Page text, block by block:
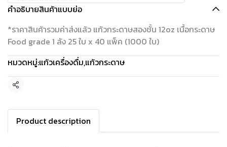
คำอธิบายสินค้าแบบย่อ
*ราคาสินค้ารวมค่าส่งแล้ว แก้วกระดาษสองชั้น 12oz เนื้อกระดาษ
Food grade 1 ลัง 25 ใบ x 40 แพ็ค (1000 ใบ)
หมวดหมู่:แก้วเครื่องดื่ม,แก้วกระดาษ
แชร์
Product description